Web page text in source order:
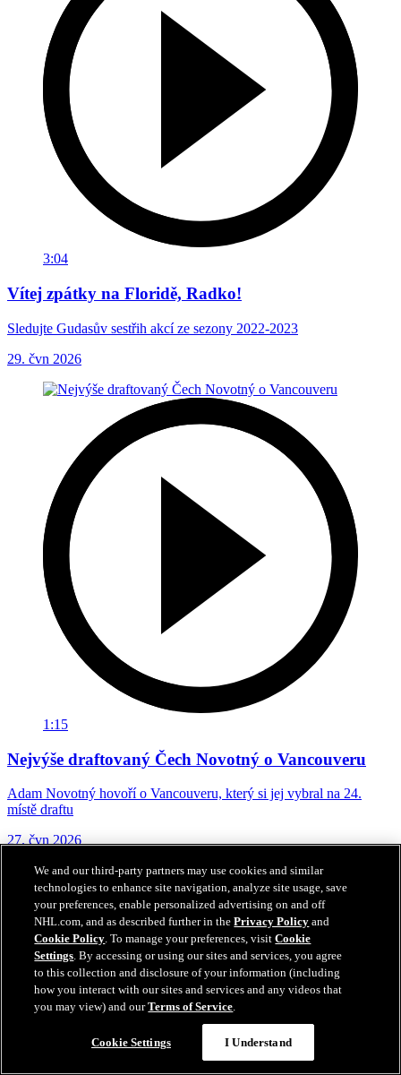
3:04
Vítej zpátky na Floridě, Radko!
Sledujte Gudasův sestřih akcí ze sezony 2022-2023
29. čvn 2026
1:15
Nejvýše draftovaný Čech Novotný o Vancouveru
Adam Novotný hovoří o Vancouveru, který si jej vybral na 24.
místě draftu
27. čvn 2026
We and our third-party partners may use cookies and similar
technologies to enhance site navigation, analyze site usage, save
your preferences, enable personalized advertising on and off
NHL.com, and as described further in thePrivacy Policy and
Cookie Policy. To manage your preferences, visitCookie
Settings. By accessing or using our sites and services, you agree
to this collection and disclosure of your information (including
how you interact with our sites and services and any videos that
you may view) and ourTerms of Service.
Cookie Settings I Understand